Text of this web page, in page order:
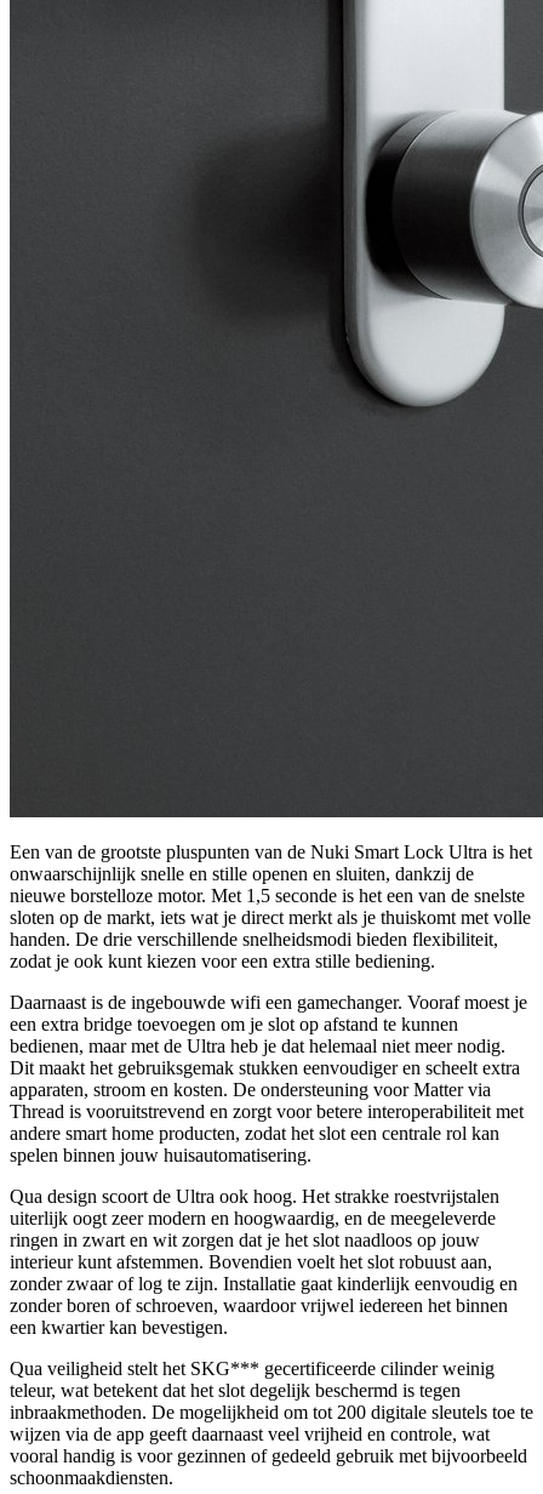
Een van de grootste pluspunten van de Nuki Smart Lock Ultra is het
onwaarschijnlijk snelle en stille openen en sluiten, dankzij de
nieuwe borstelloze motor. Met 1,5 seconde is het een van de snelste
sloten op de markt, iets wat je direct merkt als je thuiskomt met volle
handen. De drie verschillende snelheidsmodi bieden flexibiliteit,
zodat je ook kunt kiezen voor een extra stille bediening.
Daarnaast is de ingebouwde wifi een gamechanger. Vooraf moest je
een extra bridge toevoegen om je slot op afstand te kunnen
bedienen, maar met de Ultra heb je dat helemaal niet meer nodig.
Dit maakt het gebruiksgemak stukken eenvoudiger en scheelt extra
apparaten, stroom en kosten. De ondersteuning voor Matter via
Thread is vooruitstrevend en zorgt voor betere interoperabiliteit met
andere smart home producten, zodat het slot een centrale rol kan
spelen binnen jouw huisautomatisering.
Qua design scoort de Ultra ook hoog. Het strakke roestvrijstalen
uiterlijk oogt zeer modern en hoogwaardig, en de meegeleverde
ringen in zwart en wit zorgen dat je het slot naadloos op jouw
interieur kunt afstemmen. Bovendien voelt het slot robuust aan,
zonder zwaar of log te zijn. Installatie gaat kinderlijk eenvoudig en
zonder boren of schroeven, waardoor vrijwel iedereen het binnen
een kwartier kan bevestigen.
Qua veiligheid stelt het SKG*** gecertificeerde cilinder weinig
teleur, wat betekent dat het slot degelijk beschermd is tegen
inbraakmethoden. De mogelijkheid om tot 200 digitale sleutels toe te
wijzen via de app geeft daarnaast veel vrijheid en controle, wat
vooral handig is voor gezinnen of gedeeld gebruik met bijvoorbeeld
schoonmaakdiensten.